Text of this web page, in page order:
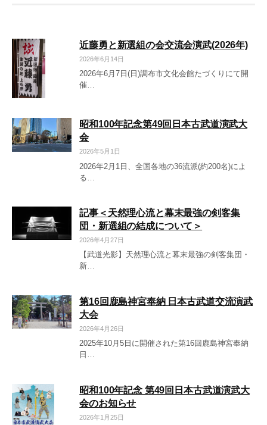
ー
シ
ョ
近藤勇と新選組の会交流会演武(2026年)
2026年6月14日
2026年6月7日(日)調布市文化会館たづくりにて開
催…
昭和100年記念第49回日本古武道演武大
会
2026年5月1日
2026年2月1日、全国各地の36流派(約200名)によ
る…
記事＜天然理心流と幕末最強の剣客集
団・新選組の結成について＞
2026年4月27日
【武道光影】天然理心流と幕末最強の剣客集団・
新…
第16回鹿島神宮奉納 日本古武道交流演武
大会
2026年4月26日
2025年10月5日に開催された第16回鹿島神宮奉納
日…
昭和100年記念 第49回日本古武道演武大
会のお知らせ
2026年1月25日